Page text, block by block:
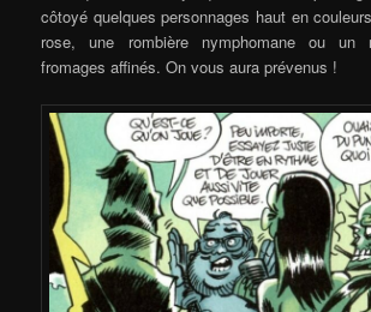
côtoyé quelques personnages haut en
rose, une rombière nymphomane ou un
fromages affinés. On vous aura prévenus !